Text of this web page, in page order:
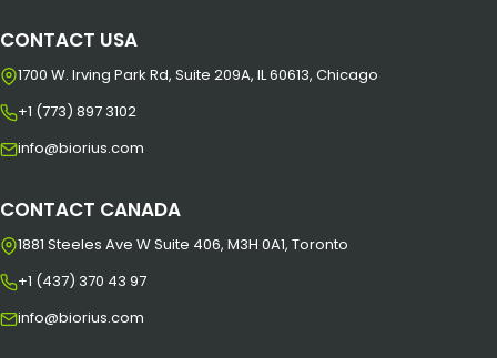
CONTACT USA
1700 W. Irving Park Rd, Suite 209A, IL 60613, Chicago
+1 (773) 897 3102
info@biorius.com
CONTACT CANADA
1881 Steeles Ave W Suite 406, M3H 0A1, Toronto
+1 (437) 370 43 97
info@biorius.com